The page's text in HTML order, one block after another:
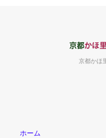
京都かほ
ホーム